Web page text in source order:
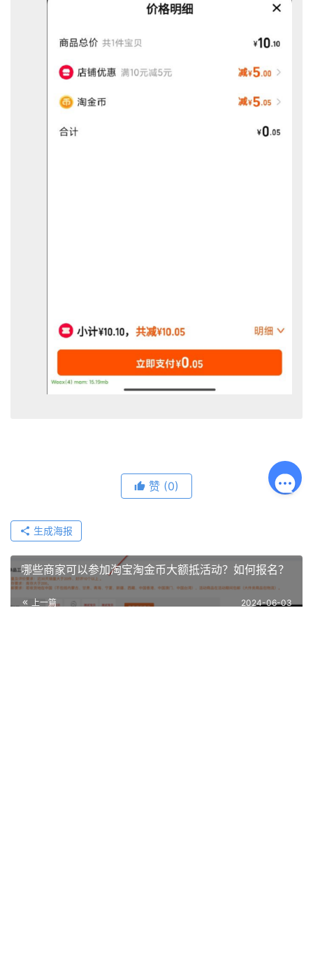
赞 (0)
生成海报
哪些商家可以参加淘宝淘金币大额抵活动？如何报名？
上一篇 2024-06-03